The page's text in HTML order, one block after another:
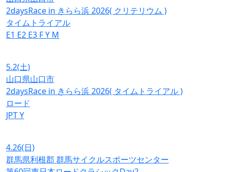
2daysRace in きらら浜 2026( クリテリウム )
タイムトライアル
E1 E2 E3 FY M
5.2(土)
山口県山口市
2daysRace in きらら浜 2026( タイムトライアル )
ロード
JPTY
4.26(日)
群馬県利根郡 群馬サイクルスポーツセンター